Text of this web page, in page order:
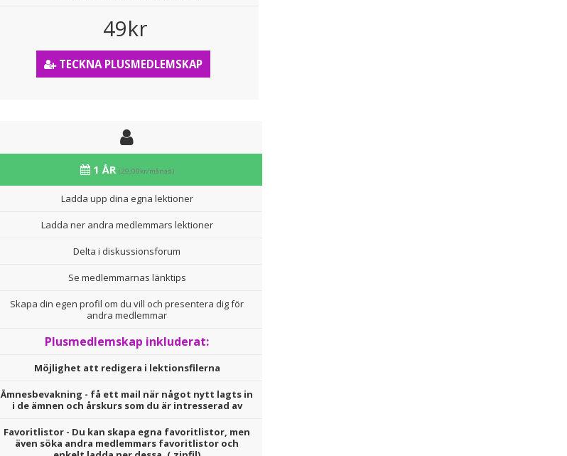
49kr
TECKNA PLUSMEDLEMSKAP
1 ÅR (29,08kr/månad)
Ladda upp dina egna lektioner
Ladda ner andra medlemmars lektioner
Delta i diskussionsforum
Se medlemmarnas länktips
Skapa din egen profil om du vill och presentera dig för
andra medlemmar
Plusmedlemskap inkluderat:
Möjlighet att redigera i lektionsfilerna
Ämnesbevakning - få ett mail när något nytt lagts in
i de ämnen och årskurs som du är intresserad av
Favoritlistor - Du kan skapa egna favoritlistor, men
även söka andra medlemmars favoritlistor och